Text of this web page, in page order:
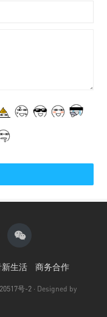
新生活 商务合作
号-2 · Designed by